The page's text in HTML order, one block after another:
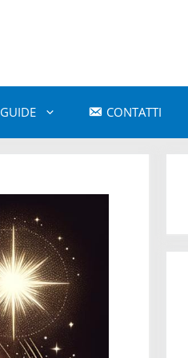
GUIDE
Astrologia Moderna
Astrologia Vedica
CONTATTI